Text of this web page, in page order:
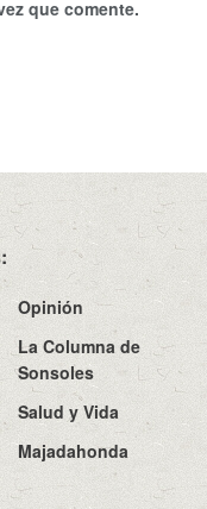
que comente.
Opinión
La Columna de
Sonsoles
Salud y Vida
Majadahonda